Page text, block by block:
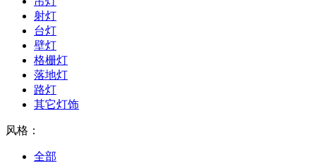
射灯
台灯
壁灯
格栅灯
落地灯
路灯
其它灯饰
风格：
全部